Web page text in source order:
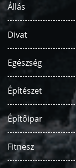
Állás
Divat
Egészség
Építészet
Építőipar
Fitnesz